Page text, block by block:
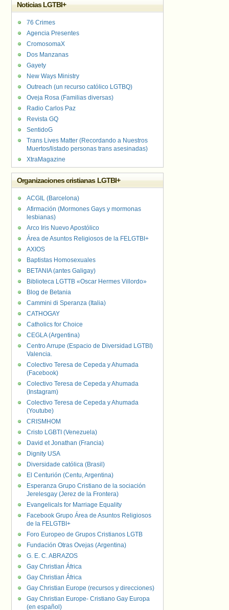
Noticias LGTBI+
76 Crimes
Agencia Presentes
CromosomaX
Dos Manzanas
Gayety
New Ways Ministry
Outreach (un recurso católico LGTBQ)
Oveja Rosa (Familias diversas)
Radio Carlos Paz
Revista GQ
SentidoG
Trans Lives Matter (Recordando a Nuestros
Muertos/listado personas trans asesinadas)
XtraMagazine
Organizaciones cristianas LGTBI+
ACGIL (Barcelona)
Afirmación (Mormones Gays y mormonas
lesbianas)
Arco Iris Nuevo Apostólico
Área de Asuntos Religiosos de la FELGTBI+
AXIOS
Baptistas Homosexuales
BETANIA (antes Galigay)
Biblioteca LGTTB «Oscar Hermes Villordo»
Blog de Betania
Cammini di Speranza (Italia)
CATHOGAY
Catholics for Choice
CEGLA (Argentina)
Centro Arrupe (Espacio de Diversidad LGTBI)
Valencia.
Colectivo Teresa de Cepeda y Ahumada
(Facebook)
Colectivo Teresa de Cepeda y Ahumada
(Instagram)
Colectivo Teresa de Cepeda y Ahumada
(Youtube)
CRISMHOM
Cristo LGBTI (Venezuela)
David et Jonathan (Francia)
Dignity USA
Diversidade católica (Brasil)
El Centurión (Centu, Argentina)
Esperanza Grupo Cristiano de la sociación
Jerelesgay (Jerez de la Frontera)
Evangelicals for Marriage Equality
Facebook Grupo Área de Asuntos Religiosos
de la FELGTBI+
Foro Europeo de Grupos Cristianos LGTB
Fundación Otras Ovejas (Argentina)
G. E. C. ABRAZOS
Gay Christian África
Gay Christian África
Gay Christian Europe (recursos y direcciones)
Gay Christian Europe- Cristiano Gay Europa
(en español)